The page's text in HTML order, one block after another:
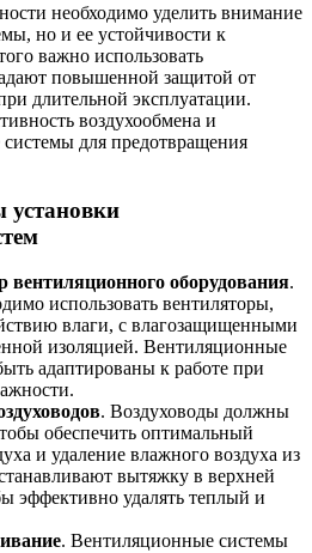
необходимо уделить внимание
но и ее устойчивости к
важно использовать
повышенной защитой от
длительной эксплуатации.
воздухообмена и
для предотвращения
оборудования.
использовать вентиляторы,
влаги, с влагозащищенными
изоляцией. Вентиляционные
адаптированы к работе при
. Воздуховоды должны
обеспечить оптимальный
и удаление влажного воздуха из
вытяжку в верхней
эффективно удалять теплый и
. Вентиляционные системы